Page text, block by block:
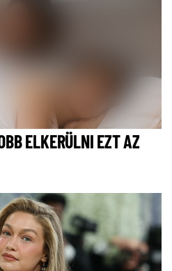
ELKERÜLNI EZT AZ